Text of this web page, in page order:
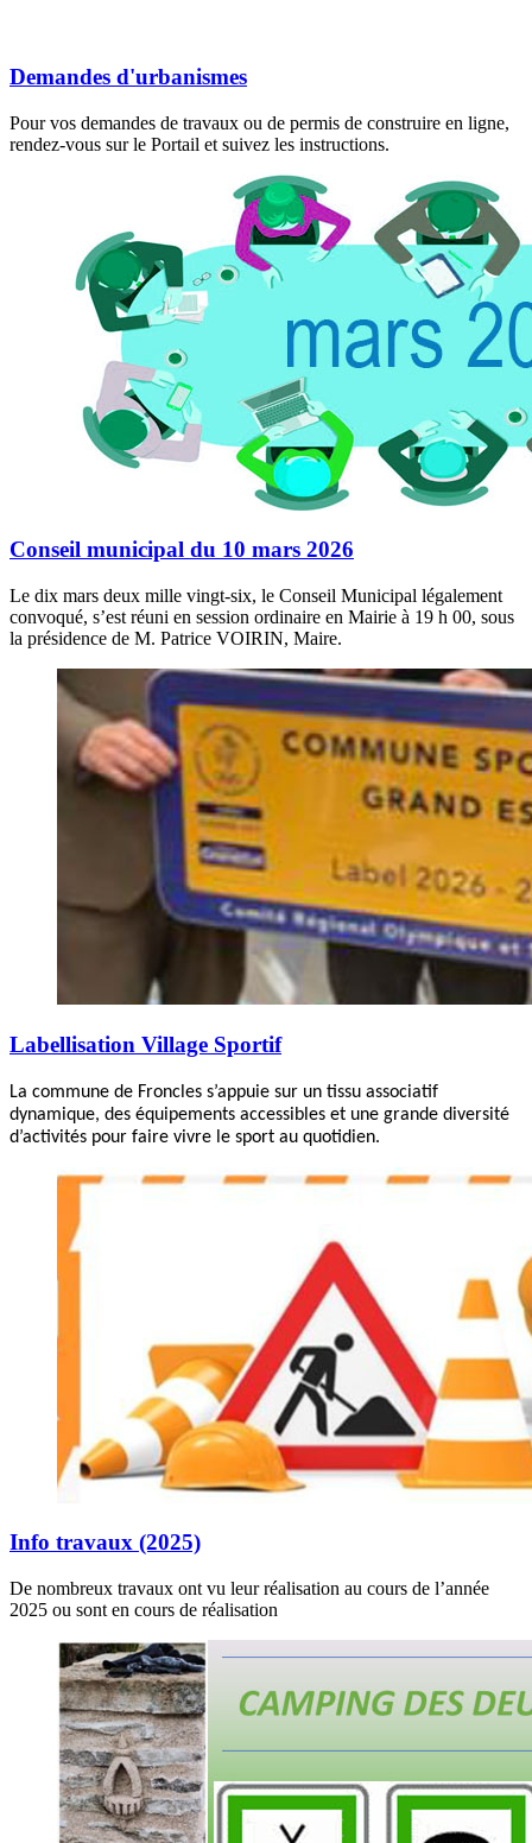
Demandes d'urbanismes
Pour vos demandes de travaux ou de permis de construire en ligne,
rendez-vous sur le Portail et suivez les instructions.
Conseil municipal du 10 mars 2026
Le dix mars deux mille vingt-six, le Conseil Municipal légalement
convoqué, s’est réuni en session ordinaire en Mairie à 19 h 00, sous
la présidence de M. Patrice VOIRIN, Maire.
Labellisation Village Sportif
La commune de Froncles s’appuie sur un tissu associatif
dynamique, des équipements accessibles et une grande diversité
d’activités pour faire vivre le sport au quotidien.
Info travaux (2025)
De nombreux travaux ont vu leur réalisation au cours de l’année
2025 ou sont en cours de réalisation